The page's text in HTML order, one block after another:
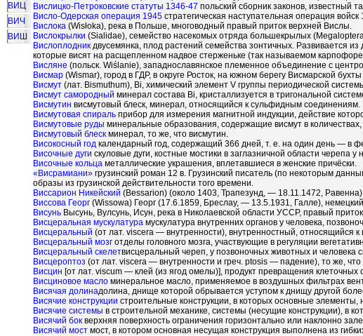
ВИЦ
ВИЧ
ВИШ
Вислицко-Петроковские статуты 1346-47 польский сборник законов, известный
Висло-Одерская операция 1945 стратегическая наступательная операция
Вислока (Wisłoka), река в Польше, многоводный правый приток верхней Вислы.
Вислокрылки (Sialidae), семейство насекомых отряда большекрылых
Вислоплодник двусемянка, плод растений семейства зонтичных. Развивается
которые висят на расщепленном надвое стерженьке (так называемом
Висляне (польск. Wiś lanie), западнославянское племенное объединение с
Висмар (Wismar), город в ГДР, в округе Росток, на южном берегу Висмарской
Висмут (лат. Bismuthum), Bi, химический элемент V группы периодической
Висмут самородный минерал состава Bi, кристаллизуется в тригональной
Висмутин висмутовый блеск, минерал, относящийся к сульфидным соединениям.
Висмутовая спираль прибор для измерения магнитной индукции, действие
Висмутовые руды минеральные образования, содержащие висмут в
Висмутовый блеск минерал, то же, что висмутин.
Високосный год календарный год, содержащий 366 дней, т. е. на один день — в
Височные дуги скуловые дуги, костные мостики в заглазничной области черепа
Височные кольца металлические украшения, вплетавшиеся в женские причёски.
«Висрамиани» грузинский роман 12 в. Грузинский писатель (по некоторым
образы из грузинской действительности того времени.
Виссарион Никейский (Bessarion) (около 1403, Трапезунд, — 18.11.1472,
Виссова Георг (Wissowa) Георг (17.6.1859, Бреслау, — 13.5.1931, Галле),
Висунь Высунь, Вулсунь, Исун, река в Николаевской области УССР, правый
Висцеральная мускулатура мускулатура внутренних органов у человека,
Висцеральный (от лат. viscera — внутренности), внутренностный, относящийся к
Висцеральный мозг отделы головного мозга, участвующие в регуляции
Висцеральный скелетвисцеральный череп, у позвоночных животных и человека
Висцероптоз (от лат. viscera — внутренности и греч. ptosis — падение), то же,
Висцин [от лат. viscum — клей (из ягод омелы)], продукт превращения клеточных
Висциновое масло минеральное масло, применяемое в воздушных фильтрах
Висячая долинадолина, днище которой обрывается уступом к днищу другой
Висячие конструкции строительные конструкции, в которых основные
Висячие системы в строительной механике, системы (несущие конструкции), в
Висячий бок верхняя поверхность ограничения горизонтально или наклонно
Висячий мост мост, в котором основная несущая конструкция выполнена из